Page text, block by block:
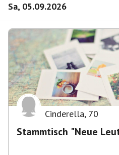
Sa, 05.09.2026
Cinderella, 70
Stammtisch "Neue